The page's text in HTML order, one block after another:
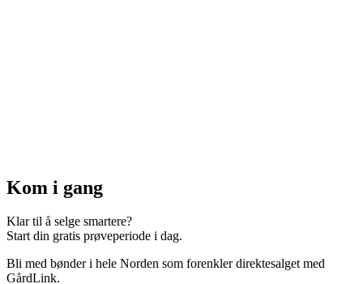
Kom i gang
Klar til å selge smartere?
Start din gratis prøveperiode i dag.
Bli med bønder i hele Norden som forenkler direktesalget med
GårdLink.